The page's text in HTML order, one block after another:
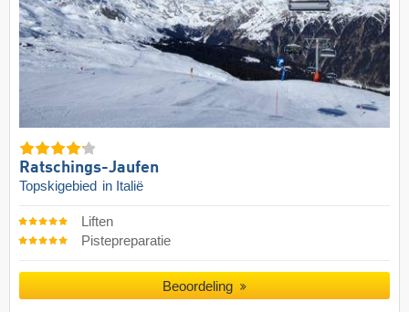
Ratschings-Jaufen
Topskigebied in Italië
Liften
Pistepreparatie
Beoordeling